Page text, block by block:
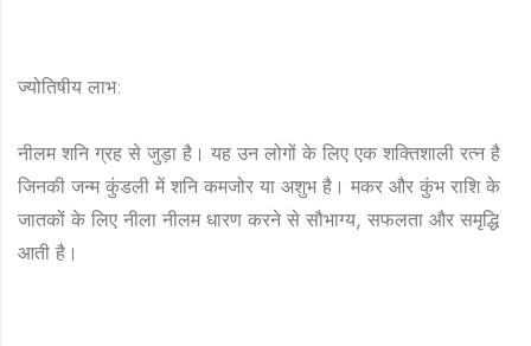
ज्योतिषीय लाभ:
नीलम शनि ग्रह से जुड़ा है। यह उन लोगों के लिए एक शक्तिशाली रत्न है
जिनकी जन्म कुंडली में शनि कमजोर या अशुभ है। मकर और कुंभ राशि के
जातकों के लिए नीला नीलम धारण करने से सौभाग्य, सफलता और समृद्धि
आती है।